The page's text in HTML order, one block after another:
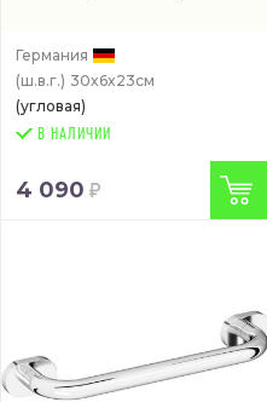
Германия
(ш.в.г.) 30x6x23см
(угловая)
В НАЛИЧИИ
4 090